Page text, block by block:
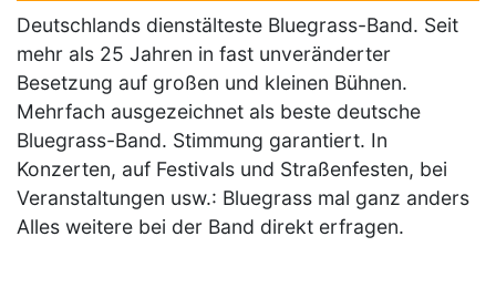
Deutschlands dienstälteste Bluegrass-Band. Seit
mehr als 25 Jahren in fast unveränderter
Besetzung auf großen und kleinen Bühnen.
Mehrfach ausgezeichnet als beste deutsche
Bluegrass-Band. Stimmung garantiert. In
Konzerten, auf Festivals und Straßenfesten, bei
Veranstaltungen usw.: Bluegrass mal ganz anders
Alles weitere bei der Band direkt erfragen.